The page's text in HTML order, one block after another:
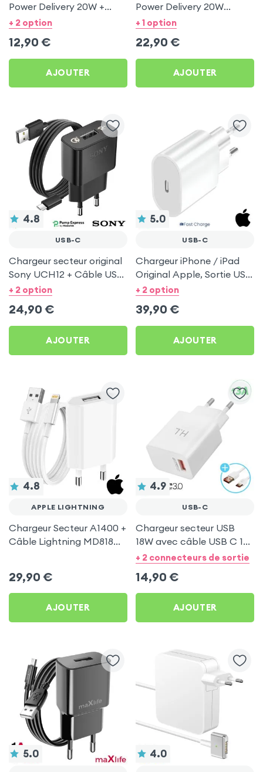
Power Delivery 20W +
Câble type C 1m -
+ 2 option
12,90 €
AJOUTER
Power Delivery 20W
Charge Rapide - Blanc
+ 1 option
22,90 €
AJOUTER
4.8
USB-C
Chargeur secteur original
Sony UCH12 + Câble USB
Type C - Noir
+ 2 option
24,90 €
AJOUTER
5.0
USB-C
Chargeur iPhone / iPad
Original Apple, Sortie USB
C 20W Power Delivery -
+ 2 option
39,90 €
AJOUTER
4.8
APPLE LIGHTNING
Chargeur Secteur A1400 +
Câble Lightning MD818
29,90 €
AJOUTER
4.9
USB-C
Chargeur secteur USB
18W avec câble USB C 1
mètre - Blanc
+ 2 connecteurs de sortie
14,90 €
AJOUTER
5.0 4.0